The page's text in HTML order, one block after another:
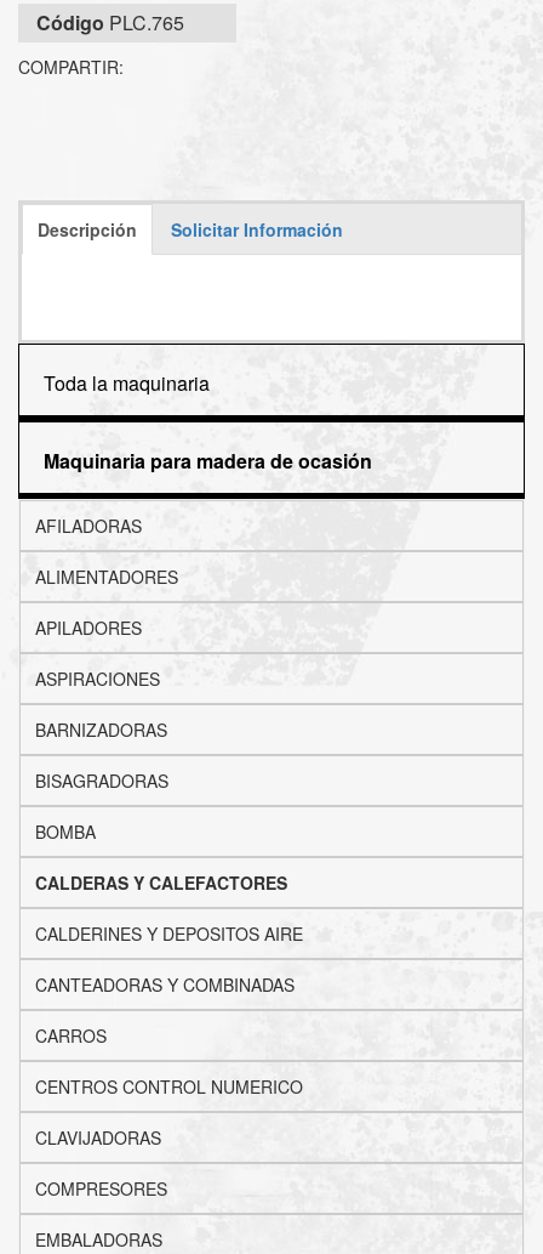
Código PLC.765
COMPARTIR:
Descripción Solicitar Información
Toda la maquinaria
Maquinaria para madera de ocasión
AFILADORAS
ALIMENTADORES
APILADORES
ASPIRACIONES
BARNIZADORAS
BISAGRADORAS
BOMBA
CALDERAS Y CALEFACTORES
CALDERINES Y DEPOSITOS AIRE
CANTEADORAS Y COMBINADAS
CARROS
CENTROS CONTROL NUMERICO
CLAVIJADORAS
COMPRESORES
EMBALADORAS